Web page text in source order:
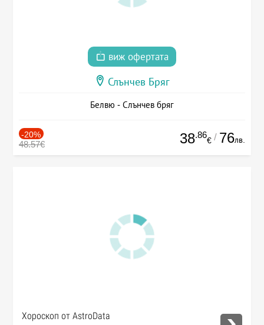
виж офертата
Слънчев Бряг
Белвю - Слънчев бряг
-20%
48.57€ 38.86
€ / 76лв.
Хороскоп от AstroData